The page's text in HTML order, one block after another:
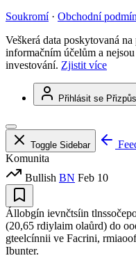
Soukromí · Obchodní
Veškerá data poskytovaná
informačním účelům a
investování. Zjistit více
Přihlásit se
Toggle Sidebar
Komunita
Bullish BN Feb 10
Állobgín ievnčtsíin
(20,65 rdiylaim olaůrd) do
gteelcínnii ve Facrini,
Ibunter.